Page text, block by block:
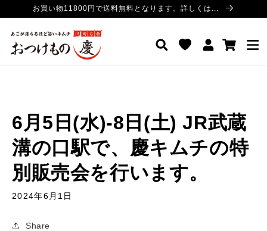
ンツにお買い物11800円で送料無料となります。詳しくは...
グ
イ
ー
6月5日(水)-8日(土) JR武蔵
溝の口駅で、慶キムチの特
別販売会を行います。
2024年6月1日
Share